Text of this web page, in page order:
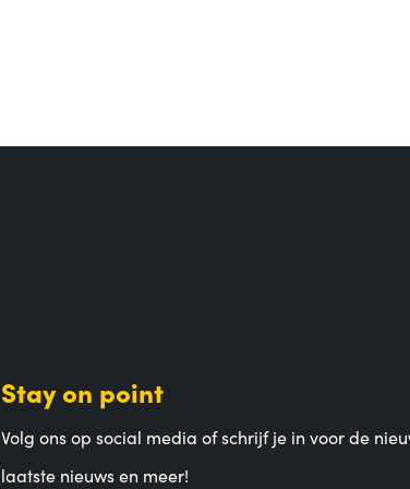
Stay on point
Volg ons op social media of schrijf je in voor de
laatste nieuws en meer!